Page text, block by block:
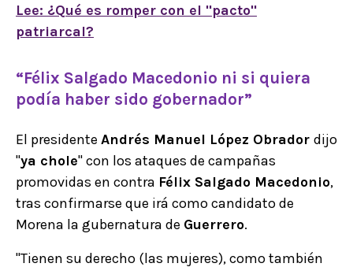
Lee: ¿Qué es romper con el "pacto"
patriarcal?
“Félix Salgado Macedonio ni si quiera
podía haber sido gobernador”
El presidente Andrés Manuel López Obrador dijo
"ya chole" con los ataques de campañas
promovidas en contra Félix Salgado Macedonio,
tras confirmarse que irá como candidato de
Morena la gubernatura de Guerrero.
"Tienen su derecho (las mujeres), como también